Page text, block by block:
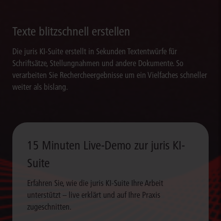
Texte blitzschnell erstellen
Die juris KI-Suite erstellt in Sekunden Textentwürfe für
Schriftsätze, Stellungnahmen und andere Dokumente. So
verarbeiten Sie Rechercheergebnisse um ein Vielfaches schneller
weiter als bislang.
15 Minuten Live-Demo zur juris KI-
Suite
Erfahren Sie, wie die juris KI-Suite Ihre Arbeit
unterstützt – live erklärt und auf Ihre Praxis
zugeschnitten.